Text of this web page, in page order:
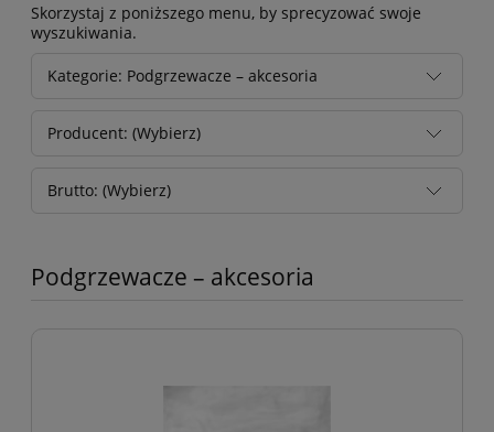
Skorzystaj z poniższego menu, by sprecyzować swoje
wyszukiwania.
Kategorie: Podgrzewacze – akcesoria
Producent: (Wybierz)
Brutto: (Wybierz)
Podgrzewacze – akcesoria